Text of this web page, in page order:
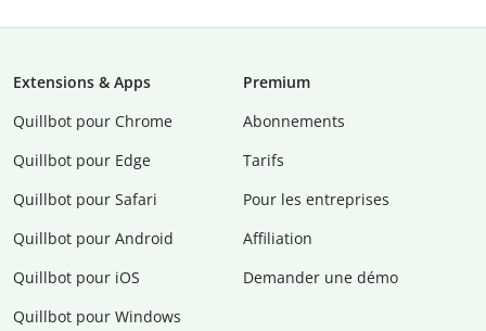
Extensions & Apps
Quillbot pour Chrome
Quillbot pour Edge
Quillbot pour Safari
Quillbot pour Android
Quillbot pour iOS
Quillbot pour Windows
Premium
Abonnements
Tarifs
Pour les entreprises
Affiliation
Demander une démo